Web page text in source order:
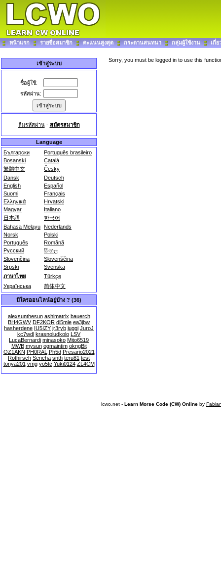
หน้าแรก รายชื่อสมาชิก คะแนนสูงสุด กระดานสนทนา กลุ่มผู้ใช้งาน เกี่ย
เข้าสู่ระบบ
ชื่อผู้ใช้:
รหัสผ่าน:
ลืมรหัสผ่าน- สมัครสมาชิก
Language
Български
Português brasileiro
Bosanski
Català
繁體中文
Česky
Dansk
Deutsch
English
Español
Suomi
Français
Ελληνικά
Hrvatski
Magyar
Italiano
日本語
한국어
Bahasa Melayu Nederlands
Norsk
Polski
Português
Română
Русский
සිංහල
Slovenčina
Slovenščina
Srpski
Svenska
ภาษาไทย
Türkçe
Українська
简体中文
มีใครออนไลน์อยู่บ้าง ? (36)
alexsunthesun ashimatrix bauerch
BH4GWV DF2KOR dl5mle ea3jbw
hasherdene IU5IZY jr3ryb juggi JuroJ
kc7wdl krasnoludkolo LSV
LucaBernardi minasoko Mito6519
MWB mysun ogmaintim okngBit
OZ1AKN PH0RAL Ph5d Presario2021
Rothirsch Sencha snth teru81 test
tonya201 vmg yo5tc Yuki0124 ZL4CM
Sorry, you must be logged in to use this
lcwo.net - Learn Morse Code (CW) Online by